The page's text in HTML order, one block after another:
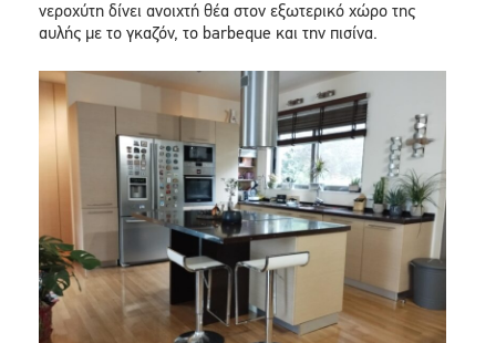
νεροχύτη δίνει ανοιχτή θέα στον εξωτερικό χώρο της
αυλής με το γκαζόν, το barbeque και την πισίνα.